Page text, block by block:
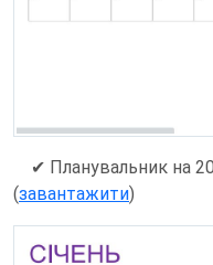
✔ Планувальник на
(завантажити)